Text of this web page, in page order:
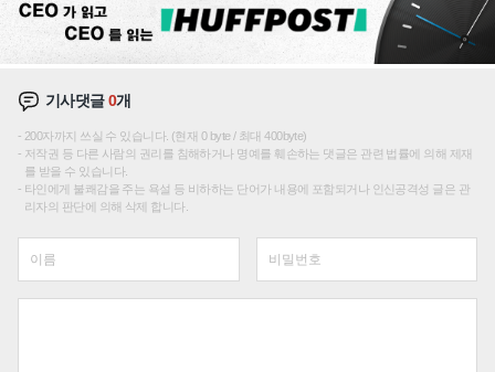
기사댓글0개
200자까지 쓰실 수 있습니다. (현재 0 byte / 최대 400byte)
저작권 등 다른 사람의 권리를 침해하거나 명예를 훼손하는 댓글은 관련 법률에 의해 제재
를 받을 수 있습니다.
타인에게 불쾌감을 주는 욕설 등 비하하는 단어가 내용에 포함되거나 인신공격성 글은 관
리자의 판단에 의해 삭제 합니다.